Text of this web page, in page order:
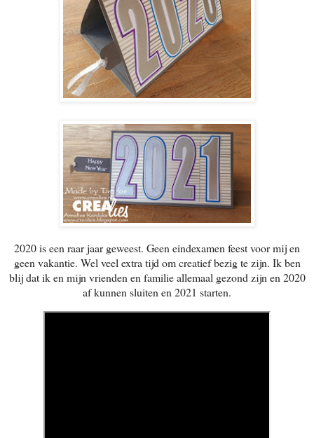
2020 is een raar jaar geweest. Geen eindexamen feest voor mij en
geen vakantie. Wel veel extra tijd om creatief bezig te zijn. Ik ben
blij dat ik en mijn vrienden en familie allemaal gezond zijn en 2020
af kunnen sluiten en 2021 starten.